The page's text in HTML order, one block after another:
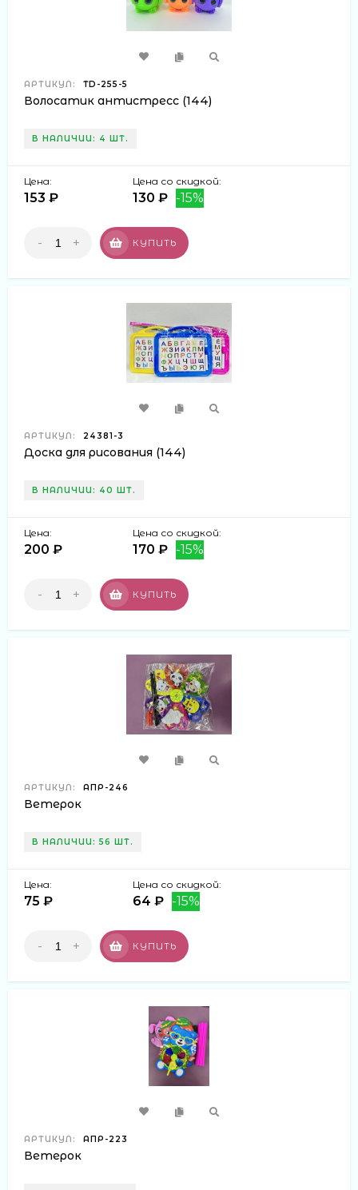
АРТИКУЛ: TD-255-5
Волосатик антистресс (144)
В НАЛИЧИИ: 4 ШТ.
Цена:
153 ₽
Цена со скидкой:
130 ₽ -15%
- + КУПИТЬ
АРТИКУЛ: 24381-3
Доска для рисования (144)
В НАЛИЧИИ: 40 ШТ.
Цена:
200 ₽
Цена со скидкой:
170 ₽ -15%
- + КУПИТЬ
АРТИКУЛ: АПР-246
Ветерок
В НАЛИЧИИ: 56 ШТ.
Цена:
75 ₽
Цена со скидкой:
64 ₽ -15%
- + КУПИТЬ
АРТИКУЛ: АПР-223
Ветерок